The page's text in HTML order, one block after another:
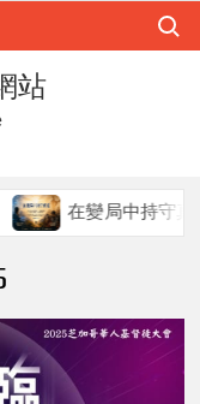
站
局中持守真道